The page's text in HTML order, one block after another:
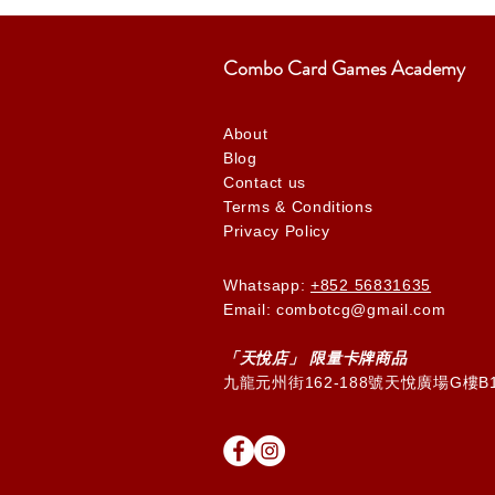
Combo Card Games Academy
About
Blog
Contact us
Terms & Conditions
Privacy Policy
Whatsapp: +852 56831635
Email: combotcg@gmail.com
「天悅店」 限量卡牌商品
九龍元州街162-188號天悅廣場G樓